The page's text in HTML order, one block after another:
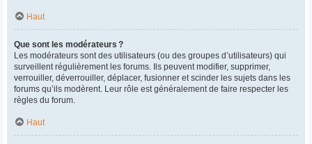
Haut
Que sont les modérateurs ?
Les modérateurs sont des utilisateurs (ou des groupes d’utilisateurs) qui
surveillent régulièrement les forums. Ils peuvent modifier, supprimer,
verrouiller, déverrouiller, déplacer, fusionner et scinder les sujets dans les
forums qu’ils modèrent. Leur rôle est généralement de faire respecter les
règles du forum.
Haut